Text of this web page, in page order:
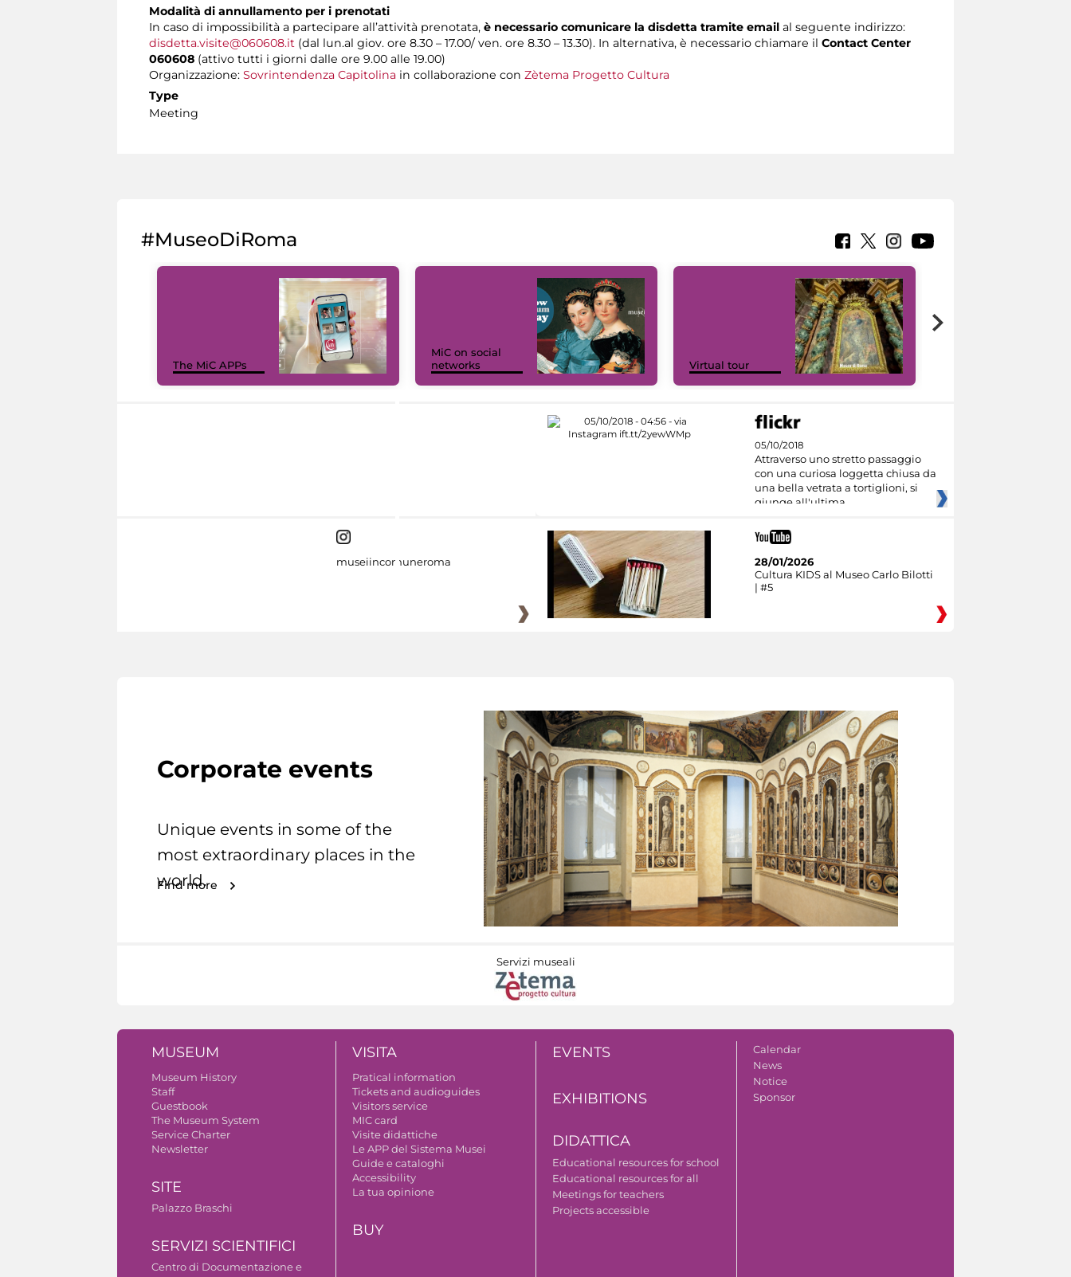
Modalità di annullamento per i prenotati
In caso di impossibilità a partecipare all’attività prenotata, è necessario comunicare la disdetta tramite email al seguente indirizzo:
disdetta.visite@060608.it (dal lun.al giov. ore 8.30 – 17.00/ ven. ore 8.30 – 13.30). In alternativa, è necessario chiamare il Contact Center
060608 (attivo tutti i giorni dalle ore 9.00 alle 19.00)
Organizzazione: Sovrintendenza Capitolina in collaborazione con Zètema Progetto Cultura
Type
Meeting
#MuseoDiRoma
The MiC APPs
MiC on social
networks
Virtual tour
05/10/2018
Attraverso uno stretto passaggio
con una curiosa loggetta chiusa da
una bella vetrata a tortiglioni, si
giunge all'ultima
museiincomuneroma
28/01/2026
Cultura KIDS al Museo Carlo Bilotti
| #5
Corporate events
Unique events in some of the
most extraordinary places in the
world.
Find more
Servizi museali
MUSEUM
Museum History
Staff
Guestbook
The Museum System
Service Charter
Newsletter
SITE
Palazzo Braschi
SERVIZI SCIENTIFICI
Centro di Documentazione e
VISITA
Pratical information
Tickets and audioguides
Visitors service
MIC card
Visite didattiche
Le APP del Sistema Musei
Guide e cataloghi
Accessibility
La tua opinione
BUY
EVENTS
EXHIBITIONS
DIDATTICA
Educational resources for school
Educational resources for all
Meetings for teachers
Projects accessible
Calendar
News
Notice
Sponsor